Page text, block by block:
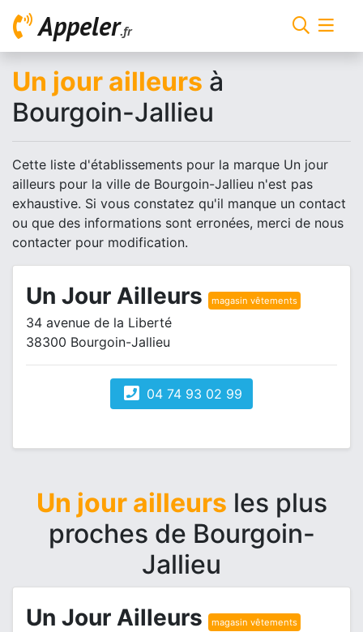
Appeler.fr
Un jour ailleurs à
Bourgoin-Jallieu
Cette liste d'établissements pour la marque Un jour
ailleurs pour la ville de Bourgoin-Jallieu n'est pas
exhaustive. Si vous constatez qu'il manque un contact
ou que des informations sont erronées, merci de nous
contacter pour modification.
Un Jour Ailleurs magasin vêtements
34 avenue de la Liberté
38300 Bourgoin-Jallieu
04 74 93 02 99
Un jour ailleurs les plus
proches de Bourgoin-
Jallieu
Un Jour Ailleurs magasin vêtements